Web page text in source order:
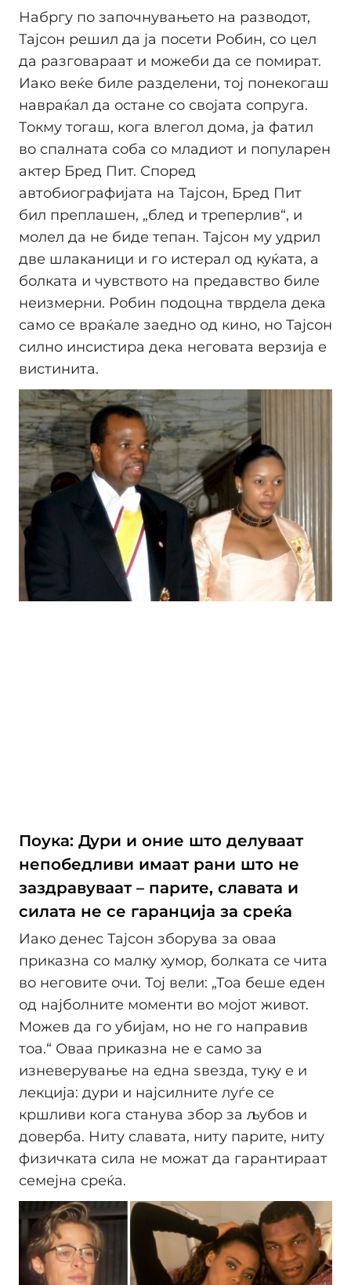
Набргу по започнувањето на разводот,
Тајсон решил да ја посети Робин, со цел
да разговараат и можеби да се помират.
Иако веќе биле разделени, тој понекогаш
навраќал да остане со својата сопруга.
Токму тогаш, кога влегол дома, ја фатил
во спалната соба со младиот и популарен
актер Бред Пит. Според
автобиографијата на Тајсон, Бред Пит
бил преплашен, „блед и треперлив“, и
молел да не биде тепан. Тајсон му удрил
две шлаканици и го истерал од куќата, а
болката и чувството на предавство биле
неизмерни. Робин подоцна тврдела дека
само се враќале заедно од кино, но Тајсон
силно инсистира дека неговата верзија е
вистинита.
Поука: Дури и оние што делуваат
непобедливи имаат рани што не
заздравуваат – парите, славата и
силата не се гаранција за среќа
Иако денес Тајсон зборува за оваа
приказна со малку хумор, болката се чита
во неговите очи. Тој вели: „Тоа беше еден
од најболните моменти во мојот живот.
Можев да го убијам, но не го направив
тоа.“ Оваа приказна не е само за
изневерување на една ѕвезда, туку е и
лекција: дури и најсилните луѓе се
кршливи кога станува збор за љубов и
доверба. Ниту славата, ниту парите, ниту
физичката сила не можат да гарантираат
семејна среќа.